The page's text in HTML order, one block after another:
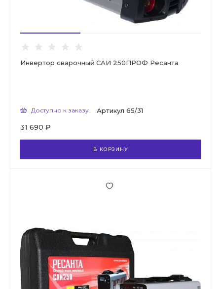
Инвертор сварочный САИ 250ПРОФ Ресанта
Доступно к заказу Артикул 65/31
31 690 ₽
В КОРЗИНУ